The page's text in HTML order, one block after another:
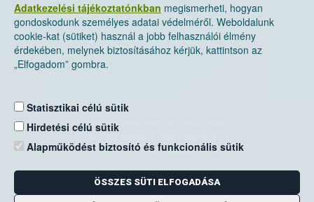
Adatkezelési tájékoztatónkban megismerheti, hogyan
gondoskodunk személyes adatai védelméről. Weboldalunk
cookie-kat (sütiket) használ a jobb felhasználói élmény
érdekében, melynek biztosításához kérjük, kattintson az
„Elfogadom” gombra.
Statisztikai célú sütik
Hirdetési célú sütik
Alapműködést biztosító és funkcionális sütik
ÖSSZES SÜTI ELFOGADÁSA
Nemzeti Élelmiszerlánc-biztonsági Hivatal
Levelezési cím: 1525 Budapest. Pf. 30.
E-mail:ugyfelszolgalat@nebih.gov.hu